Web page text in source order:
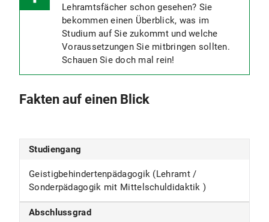
Lehramtsfächer schon gesehen? Sie
bekommen einen Überblick, was im
Studium auf Sie zukommt und welche
Voraussetzungen Sie mitbringen sollten.
Schauen Sie doch mal rein!
Fakten auf einen Blick
Studiengang
Geistigbehindertenpädagogik (Lehramt /
Sonderpädagogik mit Mittelschuldidaktik )
Abschlussgrad